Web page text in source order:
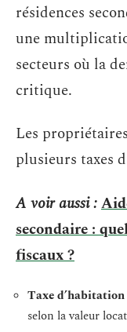
résidences
une
secteurs où la
critique.
Les
plusieurs taxes
A voir aussi :
secondaire :
fiscaux ?
Taxe d’habitation
selon la valeur